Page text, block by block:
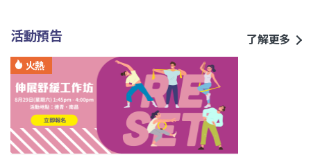
活動預告 了解更多
火熱